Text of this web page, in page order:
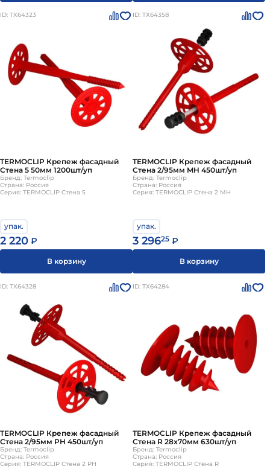
ID: ТХ64323
TERMOCLIP Крепеж фасадный
Стена 5 50мм 1200шт/уп
Бренд: Termoclip
Страна: Россия
Серия: TERMOCLIP Cтена 5
упак.
2 220 ₽
В корзину
ID: ТХ64358
TERMOCLIP Крепеж фасадный
Стена 2/95мм MH 450шт/уп
Бренд: Termoclip
Страна: Россия
Серия: TERMOCLIP Стена 2 MH
упак.
3 29625 ₽
В корзину
ID: ТХ64328
TERMOCLIP Крепеж фасадный
Стена 2/95мм PH 450шт/уп
Бренд: Termoclip
Страна: Россия
Серия: TERMOCLIP Стена 2 PH
ID: ТХ64284
TERMOCLIP Крепеж фасадный
Стена R 28x70мм 630шт/уп
Бренд: Termoclip
Страна: Россия
Серия: TERMOCLIP Стена R